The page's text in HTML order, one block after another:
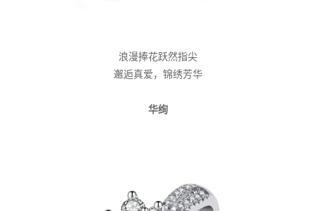
浪漫捧花跃然指尖
邂逅真爱，锦绣芳华
华绚